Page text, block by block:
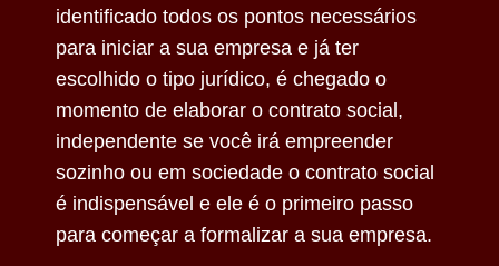
identificado todos os pontos necessários
para iniciar a sua empresa e já ter
escolhido o tipo jurídico, é chegado o
momento de elaborar o contrato social,
independente se você irá empreender
sozinho ou em sociedade o contrato social
é indispensável e ele é o primeiro passo
para começar a formalizar a sua empresa.